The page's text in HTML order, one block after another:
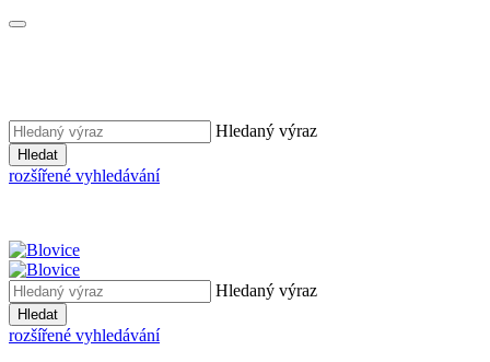
Hledaný výraz
Hledat
rozšířené vyhledávání
Hledaný výraz
Hledat
rozšířené vyhledávání